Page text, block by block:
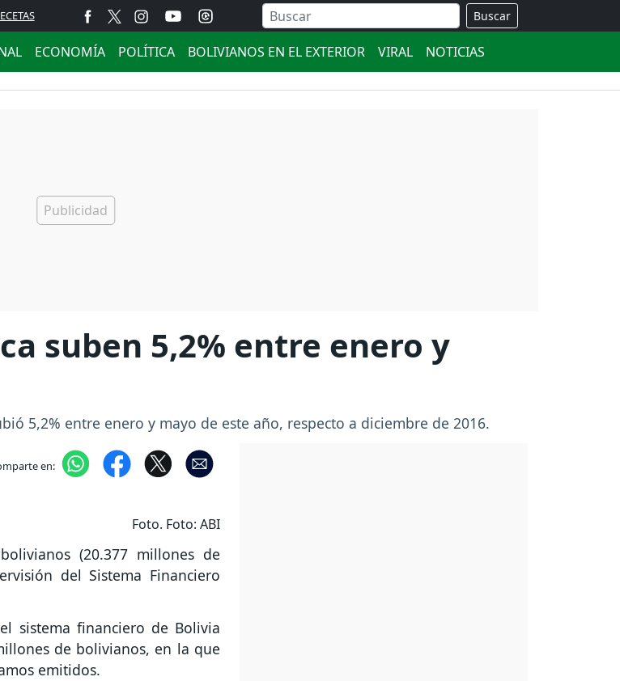
Buscar
ECONOMÍA POLÍTICA BOLIVIANOS EN EL EXTERIOR VIRAL NOTICIAS
suben 5,2% entre enero y
5,2% entre enero y mayo de este año, respecto a diciembre de 2016.
en:
Foto. Foto: ABI
(20.377 millones de
del Sistema Financiero
sistema financiero de Bolivia
de bolivianos, en la que
emitidos.